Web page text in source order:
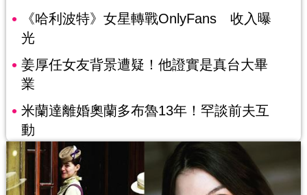
《哈利波特》女星轉戰OnlyFans 收入曝
光
姜厚任女友背景遭疑！他證實是真台大畢
業
米蘭達離婚奧蘭多布魯13年！罕談前夫互
動